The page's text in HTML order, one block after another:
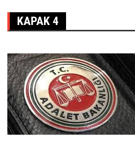
KAPAK 4